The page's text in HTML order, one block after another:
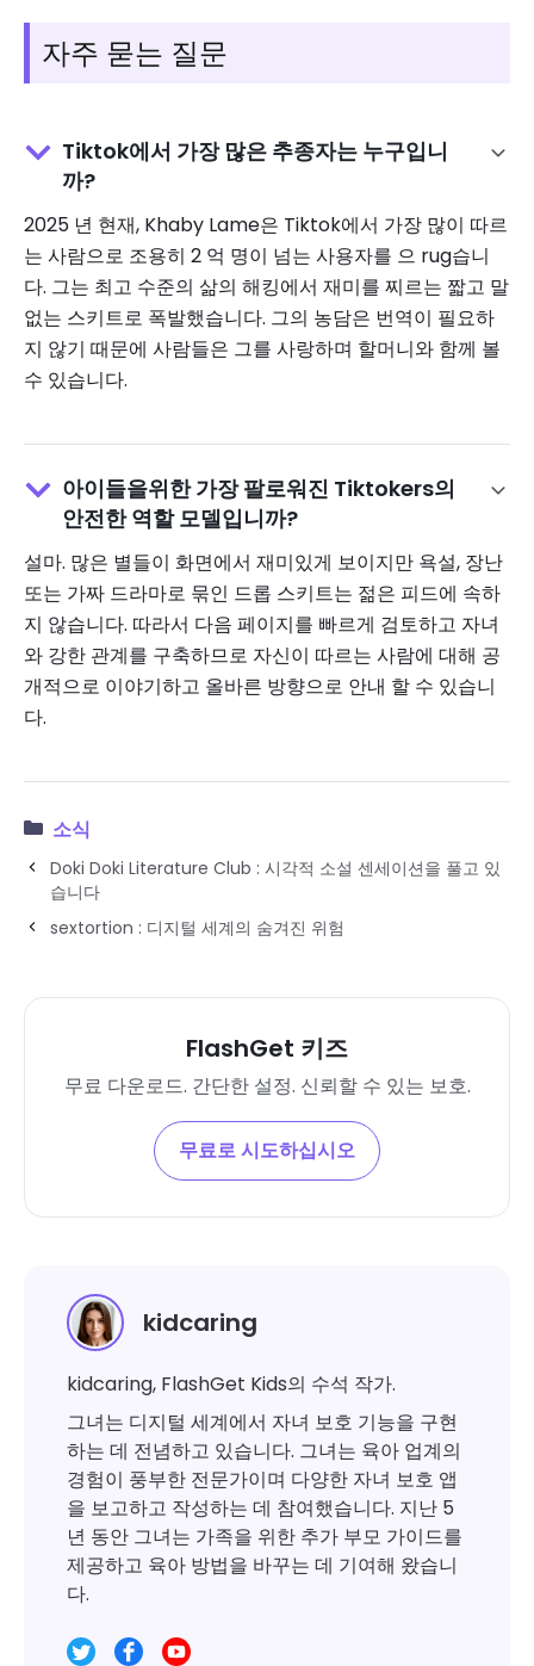
자주 묻는 질문
Tiktok에서 가장 많은 추종자는 누구입니
까?
2025 년 현재, Khaby Lame은 Tiktok에서 가장 많이 따르
는 사람으로 조용히 2 억 명이 넘는 사용자를 으 rug습니
다. 그는 최고 수준의 삶의 해킹에서 재미를 찌르는 짧고 말
없는 스키트로 폭발했습니다. 그의 농담은 번역이 필요하
지 않기 때문에 사람들은 그를 사랑하며 할머니와 함께 볼
수 있습니다.
아이들을위한 가장 팔로워진 Tiktokers의
안전한 역할 모델입니까?
설마. 많은 별들이 화면에서 재미있게 보이지만 욕설, 장난
또는 가짜 드라마로 묶인 드롭 스키트는 젊은 피드에 속하
지 않습니다. 따라서 다음 페이지를 빠르게 검토하고 자녀
와 강한 관계를 구축하므로 자신이 따르는 사람에 대해 공
개적으로 이야기하고 올바른 방향으로 안내 할 수 있습니
다.
소식
Doki Doki Literature Club : 시각적 소설 센세이션을 풀고 있
습니다
sextortion : 디지털 세계의 숨겨진 위험
FlashGet 키즈
무료 다운로드. 간단한 설정. 신뢰할 수 있는 보호.
무료로 시도하십시오
kidcaring
kidcaring, FlashGet Kids의 수석 작가.
그녀는 디지털 세계에서 자녀 보호 기능을 구현
하는 데 전념하고 있습니다. 그녀는 육아 업계의
경험이 풍부한 전문가이며 다양한 자녀 보호 앱
을 보고하고 작성하는 데 참여했습니다. 지난 5
년 동안 그녀는 가족을 위한 추가 부모 가이드를
제공하고 육아 방법을 바꾸는 데 기여해 왔습니
다.